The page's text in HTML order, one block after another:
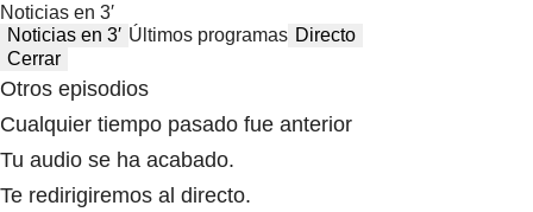
Noticias en 3′
Noticias en 3′ Últimos programas Directo
Cerrar
Otros episodios
Cualquier tiempo pasado fue anterior
Tu audio se ha acabado.
Te redirigiremos al directo.